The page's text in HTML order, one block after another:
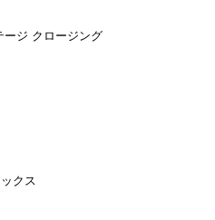
ージ クロージング
クス